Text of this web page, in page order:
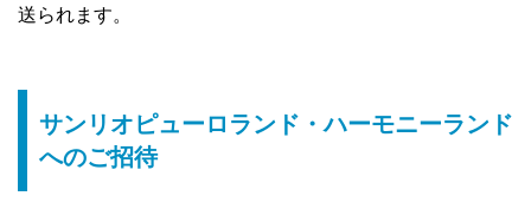
送られます。
サンリオピューロランド・ハーモニーランド
へのご招待